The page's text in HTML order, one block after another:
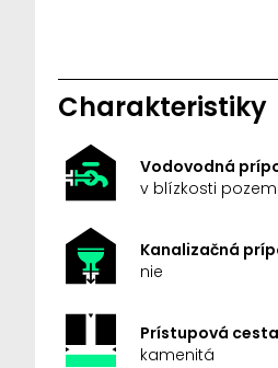
Charakteristiky
Vodovodná
v blízkosti
Kanalizačná
nie
Prístupová
kamenitá